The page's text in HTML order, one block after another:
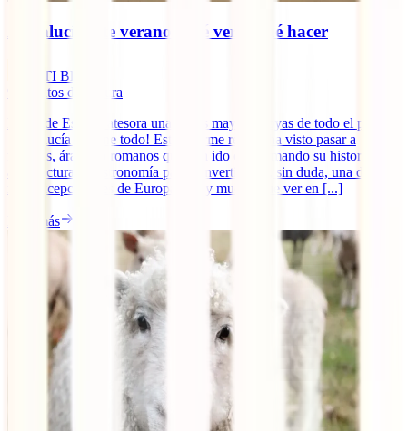
Andalucía este verano: qué ver y qué hacer
IATI Blog
minutos de lectura
El sur de España atesora una de las mayores joyas de todo el país.
¡Andalucía lo tiene todo! Este enorme región ha visto pasar a
fenicios, árabes o romanos que han ido conformando su historia,
arquitectura y gastronomía para convertirla en, sin duda, una de las
más excepcionales de Europa. ¡Hay mucho que ver en [...]
Leer más